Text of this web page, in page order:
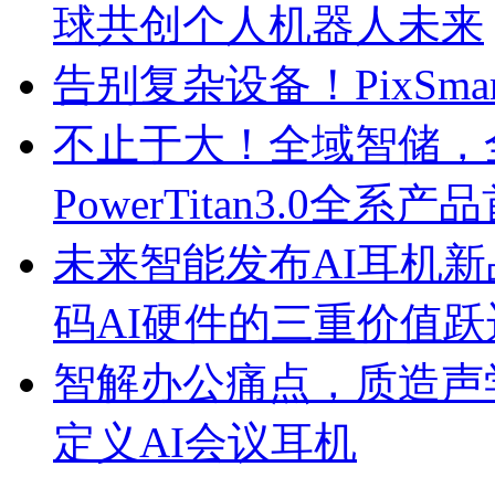
球共创个人机器人未来
告别复杂设备！
不止于大！全域智储
PowerTitan3.0全系产
未来智能发布AI耳机
码AI硬件的三重价值
智解办公痛点，质造
定义AI会议耳机